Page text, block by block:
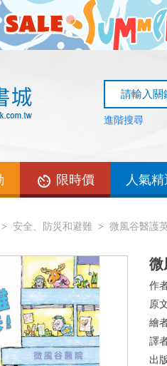
進階搜尋
限時價 人氣精
安全、防災和避難 微風谷醫護
微
作
原
繪
譯
出